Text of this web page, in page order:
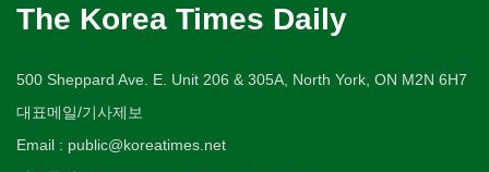
The Korea Times Daily
500 Sheppard Ave. E. Unit 206 & 305A, North York, ON M2N 6H7
대표메일/기사제보
Email : public@koreatimes.net